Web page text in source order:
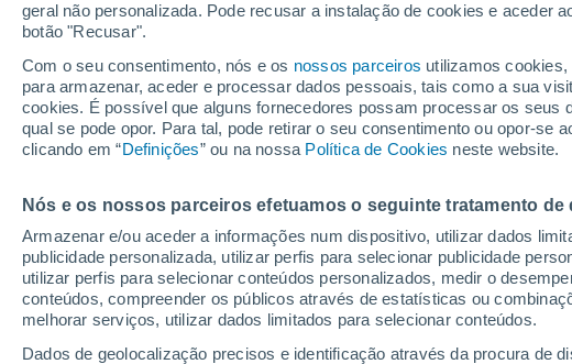
geral não personalizada. Pode recusar a instalação de cookies e aceder
botão "Recusar".
Com o seu consentimento, nós e os nossos parceiros utilizamos
para armazenar, aceder e processar dados pessoais, tais como a sua
cookies. É possível que alguns fornecedores possam processar os seus
qual se pode opor. Para tal, pode retirar o seu consentimento ou opor-se
clicando em “Definições” ou na nossa Política de Cookies neste website.
Nós e os nossos parceiros efetuamos o seguinte tratamento de
Armazenar e/ou aceder a informações num dispositivo, utilizar dados
publicidade personalizada, utilizar perfis para selecionar publicidade
utilizar perfis para selecionar conteúdos personalizados, medir o
conteúdos, compreender os públicos através de estatísticas ou
melhorar serviços, utilizar dados limitados para selecionar conteúdos.
Dados de geolocalização precisos e identificação através da procura de
Quilómetros esquiáveis 0 / 143
Elevadores 0 / 52
Webcams em Zell am Ziller - Zillertal Arena